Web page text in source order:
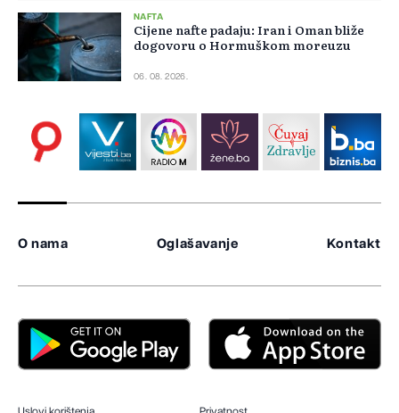
NAFTA
Cijene nafte padaju: Iran i Oman bliže
dogovoru o Hormuškom moreuzu
06. 08. 2026.
O nama Oglašavanje Kontakt
Uslovi korištenja Privatnost